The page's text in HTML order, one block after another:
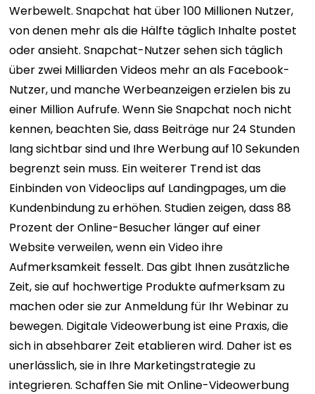
Werbewelt. Snapchat hat über 100 Millionen Nutzer,
von denen mehr als die Hälfte täglich Inhalte postet
oder ansieht. Snapchat-Nutzer sehen sich täglich
über zwei Milliarden Videos mehr an als Facebook-
Nutzer, und manche Werbeanzeigen erzielen bis zu
einer Million Aufrufe. Wenn Sie Snapchat noch nicht
kennen, beachten Sie, dass Beiträge nur 24 Stunden
lang sichtbar sind und Ihre Werbung auf 10 Sekunden
begrenzt sein muss. Ein weiterer Trend ist das
Einbinden von Videoclips auf Landingpages, um die
Kundenbindung zu erhöhen. Studien zeigen, dass 88
Prozent der Online-Besucher länger auf einer
Website verweilen, wenn ein Video ihre
Aufmerksamkeit fesselt. Das gibt Ihnen zusätzliche
Zeit, sie auf hochwertige Produkte aufmerksam zu
machen oder sie zur Anmeldung für Ihr Webinar zu
bewegen. Digitale Videowerbung ist eine Praxis, die
sich in absehbarer Zeit etablieren wird. Daher ist es
unerlässlich, sie in Ihre Marketingstrategie zu
integrieren. Schaffen Sie mit Online-Videowerbung